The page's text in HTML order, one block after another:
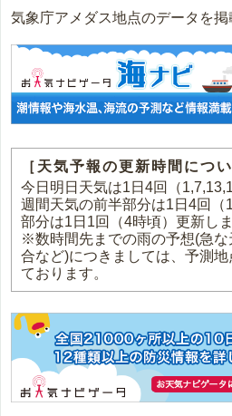
気象庁アメダス地点のデータを掲
［天気予報の更新時間につい
今日明日天気は1日4回（
週間天気の前半部分は1日4回（
部分は1日1回（4時頃）更新しま
※数時間先までの雨の予想(急
合など)につきましては、予測
ております。